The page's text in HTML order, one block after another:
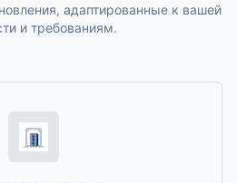
адаптированные к вашей
и требованиям.